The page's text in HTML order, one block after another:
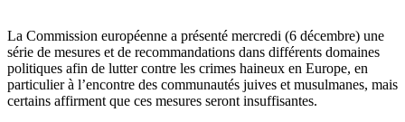
La Commission européenne a présenté mercredi (6 décembre) une
série de mesures et de recommandations dans différents domaines
politiques afin de lutter contre les crimes haineux en Europe, en
particulier à l’encontre des communautés juives et musulmanes, mais
certains affirment que ces mesures seront insuffisantes.